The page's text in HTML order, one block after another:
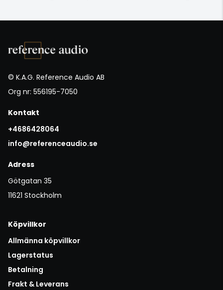
© K.A.G. Reference Audio AB
Org nr: 556195-7050
Kontakt
+4686428064
info@referenceaudio.se
Adress
Götgatan 35
11621 Stockholm
Köpvillkor
Allmänna köpvillkor
Lagerstatus
Betalning
Frakt & Leverans